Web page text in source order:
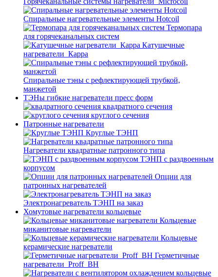
Спиральные нагревательные элементы Hotcoil
Термопара
для горячеканальных систем
Катушечные
нагреватели_Карра
Спиральные тэны с рефлектирующей трубкой,
манжетой
ТЭНы гибкие нагреватели пресс форм
квадратного сечения
круглого сечения
Патронные нагреватели
Круглые ТЭНП
Нагреватели квадратные патронного типа
ТЭНП с раздвоенным
корпусом
Опции для
патронных нагревателей
Электронагреватель ТЭНП на заказ
Хомутовые нагреватели кольцевые
Кольцевые
миканитовые нагреватели
Кольцевые
керамические нагреватели
Герметичные
нагреватели_Proff_BH